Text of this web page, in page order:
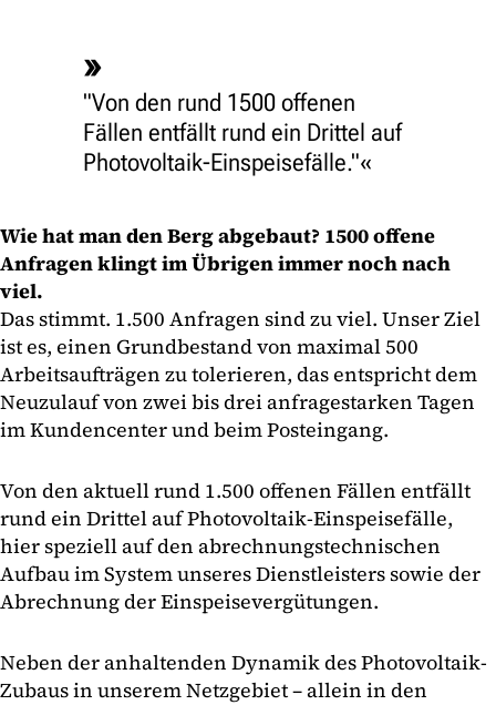
"Von den rund 1500 offenen
Fällen entfällt rund ein Drittel auf
Photovoltaik-Einspeisefälle."
Wie hat man den Berg abgebaut? 1500 offene
Anfragen klingt im Übrigen immer noch nach
viel.
Das stimmt. 1.500 Anfragen sind zu viel. Unser Ziel
ist es, einen Grundbestand von maximal 500
Arbeitsaufträgen zu tolerieren, das entspricht dem
Neuzulauf von zwei bis drei anfragestarken Tagen
im Kundencenter und beim Posteingang.
Von den aktuell rund 1.500 offenen Fällen entfällt
rund ein Drittel auf Photovoltaik-Einspeisefälle,
hier speziell auf den abrechnungstechnischen
Aufbau im System unseres Dienstleisters sowie der
Abrechnung der Einspeisevergütungen.
Neben der anhaltenden Dynamik des Photovoltaik-
Zubaus in unserem Netzgebiet – allein in den